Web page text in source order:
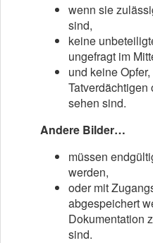
wenn sie
sind,
keine
ungefragt im
und keine
Tatverdächtigen
sehen sind.
Andere Bilder…
müssen
werden,
oder mit
abgespeichert
Dokumentation
sind.